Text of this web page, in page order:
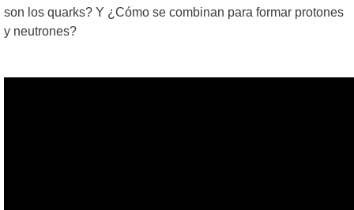
son los quarks? Y ¿Cómo se combinan para formar protones
y neutrones?